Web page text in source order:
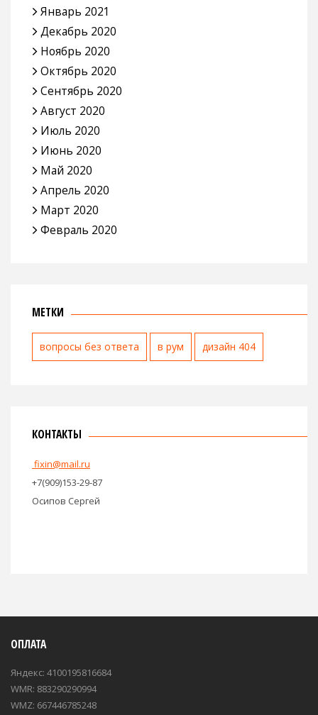
Январь 2021
Декабрь 2020
Ноябрь 2020
Октябрь 2020
Сентябрь 2020
Август 2020
Июль 2020
Июнь 2020
Май 2020
Апрель 2020
Март 2020
Февраль 2020
МЕТКИ
вопросы без ответа в рум дизайн 404
КОНТАКТЫ
fixin@mail.ru
+7(909)153-29-87
Осипов Сергей
ОПЛАТА
Яндекс: 4100195816684
WMR: 883290290994
WMZ: 667446785248